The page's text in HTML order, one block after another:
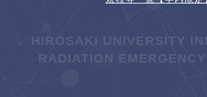
HIROSAKI UNIVERSITY
RADIATION